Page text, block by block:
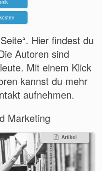
Hier findest du
Autoren sind
Mit einem Klick
kannst du mehr
aufnehmen.
Marketing
Artikel